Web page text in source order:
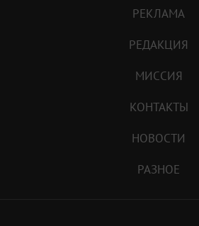
РЕКЛАМА
РЕДАКЦИЯ
МИССИЯ
КОНТАКТЫ
НОВОСТИ
РАЗНОЕ